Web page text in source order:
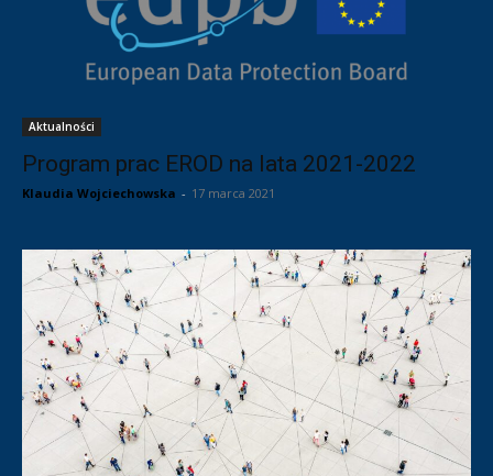
Aktualności
Program prac EROD na lata 2021-2022
Klaudia Wojciechowska - 17 marca 2021